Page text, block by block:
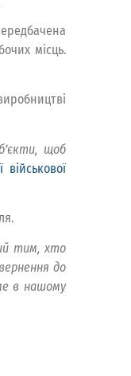
місць.
щоб
тим, хто
до
в нашому